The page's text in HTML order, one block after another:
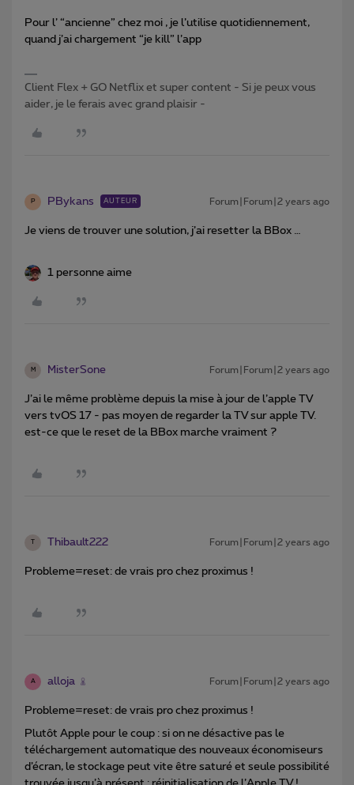
Pour l’ “ancienne” chez moi , je l’utilise quotidiennement,
quand j’ai chargement “je kill” l’app
Client Flex + GO Netflix et super content - Si je peux vous
aider, je le ferais avec grand plaisir -
P PBykans AUTEUR Forum|Forum|2 years ago
Je viens de trouver une solution, j’ai resetter la BBox …
1 personne aime
M MisterSone Forum|Forum|2 years ago
J’ai le même problème depuis la mise à jour de l’apple TV
vers tvOS 17 - pas moyen de regarder la TV sur apple TV.
est-ce que le reset de la BBox marche vraiment ?
Thibault222 Forum|Forum|2 years ago
Probleme=reset: de vrais pro chez proximus !
A alloja Forum|Forum|2 years ago
Probleme=reset: de vrais pro chez proximus !
Plutôt Apple pour le coup : si on ne désactive pas le
téléchargement automatique des nouveaux économiseurs
d’écran, le stockage peut vite être saturé et seule possibilité